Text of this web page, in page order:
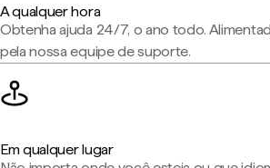
A qualquer hora
Obtenha ajuda 24/7, o ano todo.
pela nossa equipe de suporte.
Em qualquer lugar